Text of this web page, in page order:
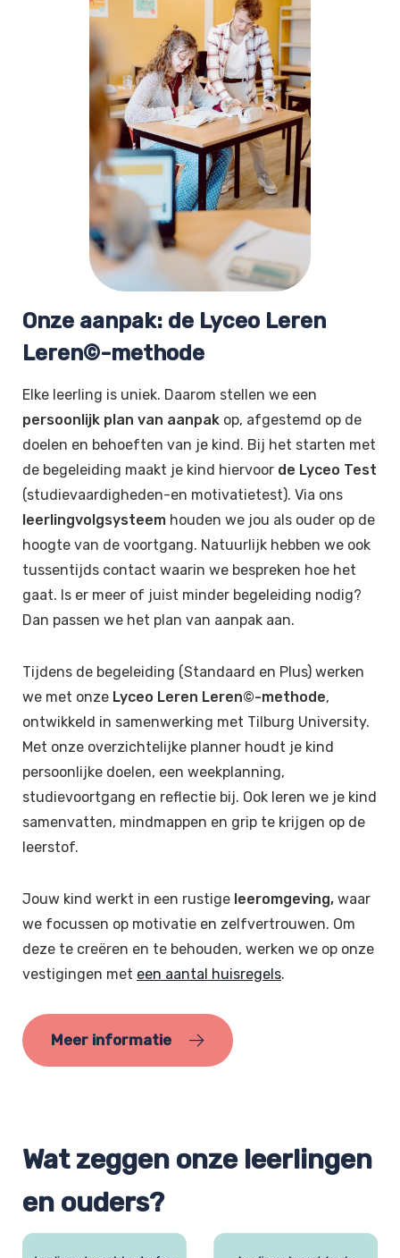
Onze aanpak: de Lyceo Leren
Leren©-methode
Elke leerling is uniek. Daarom stellen we een
persoonlijk plan van aanpak op, afgestemd op de
doelen en behoeften van je kind. Bij het starten met
de begeleiding maakt je kind hiervoor de Lyceo Test
(studievaardigheden-en motivatietest). Via ons
leerlingvolgsysteem houden we jou als ouder op de
hoogte van de voortgang. Natuurlijk hebben we ook
tussentijds contact waarin we bespreken hoe het
gaat. Is er meer of juist minder begeleiding nodig?
Dan passen we het plan van aanpak aan.
Tijdens de begeleiding (Standaard en Plus) werken
we met onze Lyceo Leren Leren©-methode,
ontwikkeld in samenwerking met Tilburg University.
Met onze overzichtelijke planner houdt je kind
persoonlijke doelen, een weekplanning,
studievoortgang en reflectie bij. Ook leren we je kind
samenvatten, mindmappen en grip te krijgen op de
leerstof.
Jouw kind werkt in een rustige leeromgeving, waar
we focussen op motivatie en zelfvertrouwen. Om
deze te creëren en te behouden, werken we op onze
vestigingen met een aantal huisregels.
Meer informatie
Wat zeggen onze leerlingen
en ouders?